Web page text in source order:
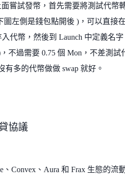
嘗試發幣，首先需要將測試代幣
圖左側是錢包點開後 )，可以直接
代幣，然後到 Launch 中定義名
不過需要 0.75 個 Mon，不差測試
有多的代幣做做 swap 就好。
協議
、Convex、Aura 和 Frax 生態的流